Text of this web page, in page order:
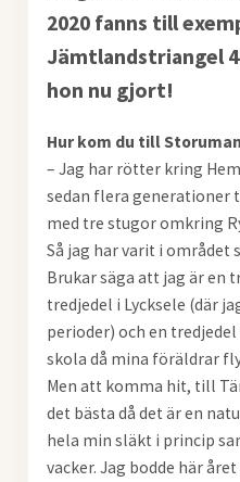
2020 fanns till
Jämtlandstriangel
hon nu gjort!
Hur kom du till
– Jag har rötter kring
sedan flera generationer
med tre stugor omkring
Så jag har varit i området
Brukar säga att jag är en
tredjedel i Lycksele (där
perioder) och en
skola då mina föräldrar
Men att komma hit, till
det bästa då det är en
hela min släkt i princip
vacker. Jag bodde här